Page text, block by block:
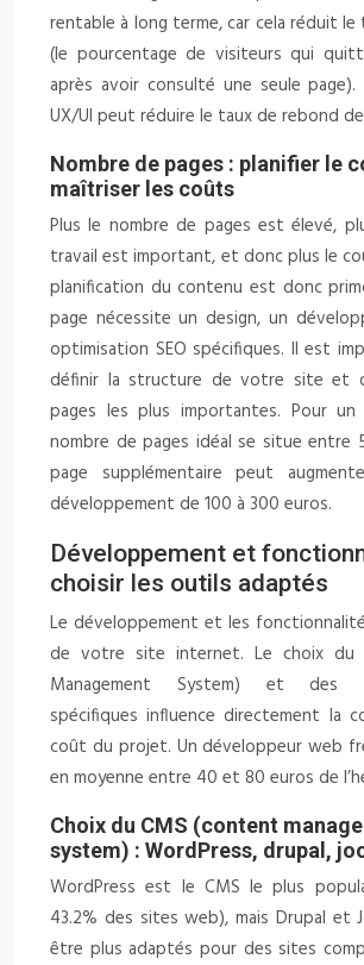
rentable à long terme, car cela réduit
(le pourcentage de visiteurs qui
après avoir consulté une seule
UX/UI peut réduire le taux de rebond de
Nombre de pages : planifier le
maîtriser les coûts
Plus le nombre de pages est élevé,
travail est important, et donc plus le
planification du contenu est donc
page nécessite un design, un
optimisation SEO spécifiques. Il est
définir la structure de votre site et
pages les plus importantes. Pour
nombre de pages idéal se situe entre
page supplémentaire peut
développement de 100 à 300 euros.
Développement et
choisir les outils adaptés
Le développement et les
de votre site internet. Le choix du
Management System) et des
spécifiques influence directement la
coût du projet. Un développeur web
en moyenne entre 40 et 80 euros de
Choix du CMS (content
system) : WordPress, drupal,
WordPress est le CMS le plus
43.2% des sites web), mais Drupal et
être plus adaptés pour des sites